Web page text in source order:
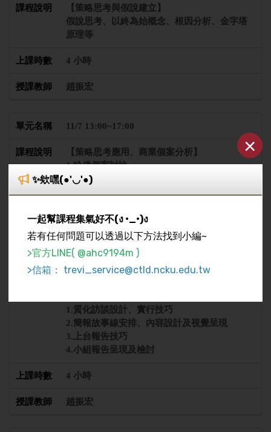
✨欸嘿(●'◡'●)
一起幫課程集氣好不(ง •_•)ง
若有任何問題可以透過以下方法找到小編~
>官方LINE( @ahc9194m )
>信箱： trevi_service@ctld.ncku.edu.tw
×
【策略思考與假說建立】
假說思考、以終為始概念、根因分析、金字塔
原理等
4 小時
趙振宏
11/7 13:00~17:00
【策略思考應用、商業個案分析】
1.哈佛個案討論
2.個案面試介紹及實作練習
趙振宏
11/27 13:00~17:00
1.質化訪談設計、實行技巧
2.簡報故事線安排、內容設計及視覺呈現
3.上台報告技巧
4.小組報告呈現及檢討
4 小時
趙振宏